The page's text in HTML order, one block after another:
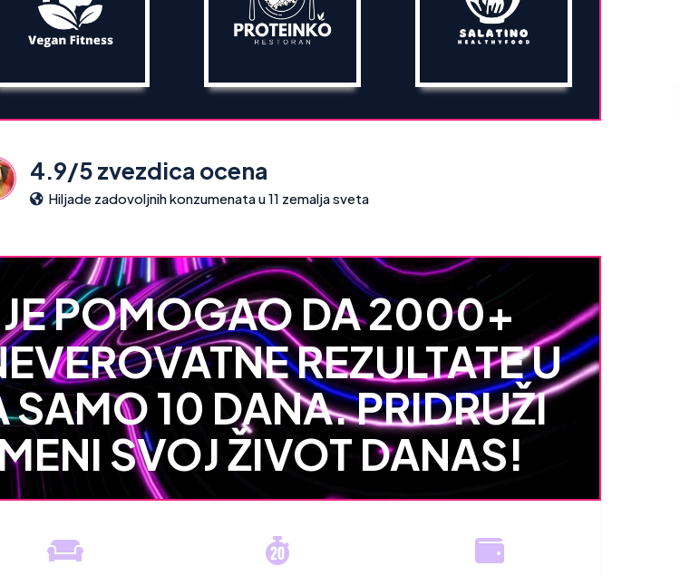
4.9/5 zvezdica ocena
Hiljade zadovoljnih konzumenata u 11 zemalja sveta
POMOGAO DA 2000+
REZULTATE U
SAMO 10 DANA. PRIDRUŽI
SVOJ ŽIVOT DANAS!